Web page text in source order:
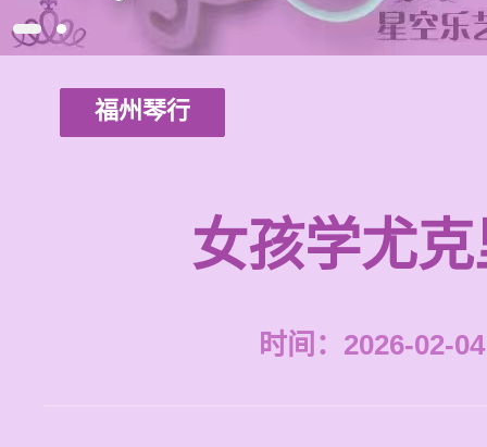
福州琴行
女孩学尤
时间：2026-02-